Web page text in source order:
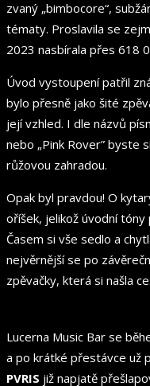
zvaný „bimbocore“,
tématy. Proslavila se
2023 nasbírala přes 618
Úvod vystoupení patřil
bylo přesně jako šité
její vzhled. I dle názvů
nebo „Pink Rover” byste
růžovou zahradou.
Opak byl pravdou! O
oříšek, jelikož úvodní
Časem si vše sedlo a
nejvěrnější se po
zpěvačky, která si našla
Lucerna Music Bar se
a po krátké přestávce už
PVRIS již napjatě